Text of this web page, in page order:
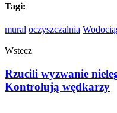
Tagi:
mural oczyszczalnia
Wstecz
Rzucili wyzwanie
Kontrolują wędkarzy